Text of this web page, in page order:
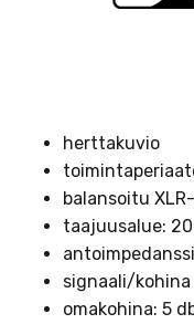
herttakuvio
balansoitu
taajuusalue:
signaali/kohina
omakohina: 5